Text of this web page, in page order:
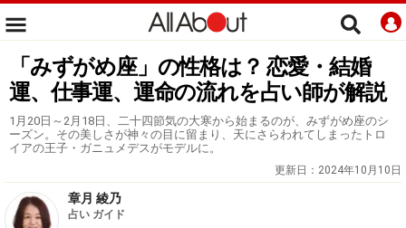
「みずがめ座」の性格は？ 恋愛・結婚
運、仕事運、運命の流れを占い師が解説
1月20日～2月18日、二十四節気の大寒から始まるのが、みずがめ座のシ
ーズン。その美しさが神々の目に留まり、天にさらわれてしまったトロ
イアの王子・ガニュメデスがモデルに。
更新日： 2024年10月10日
章月 綾乃
占い ガイド